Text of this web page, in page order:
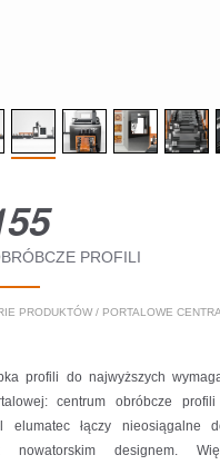
PROFILI
PRODUKTÓW/ PORTALOWE
profili do najwyższych
centrum obróbcze
elumatec łączy nieosiągalne
designem.